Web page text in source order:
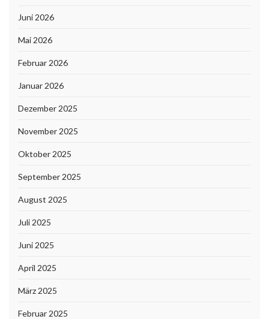
Juni 2026
Mai 2026
Februar 2026
Januar 2026
Dezember 2025
November 2025
Oktober 2025
September 2025
August 2025
Juli 2025
Juni 2025
April 2025
März 2025
Februar 2025